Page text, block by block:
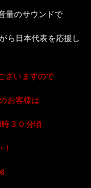
量のサウンドで
ら日本代表を応援し
ざいますので
お客様は
３０分頃